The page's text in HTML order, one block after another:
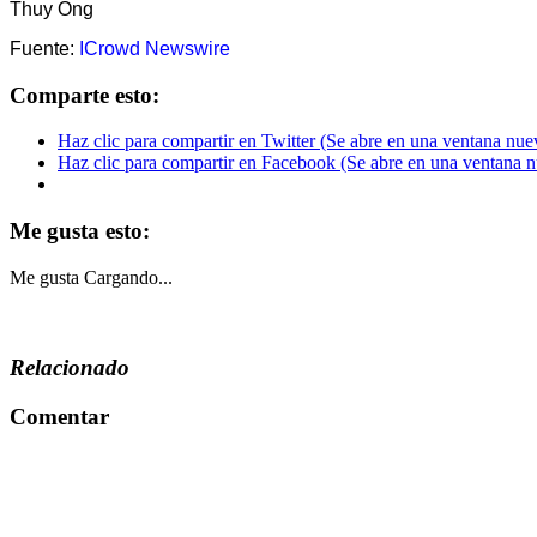
Thuy Ong
Fuente: ICrowd Newswire
Comparte esto:
Haz clic para compartir en Twitter (Se abre en una ventana
Haz clic para compartir en Facebook (Se abre en una ventana
Me gusta esto:
Me gusta Cargando...
Relacionado
Comentar